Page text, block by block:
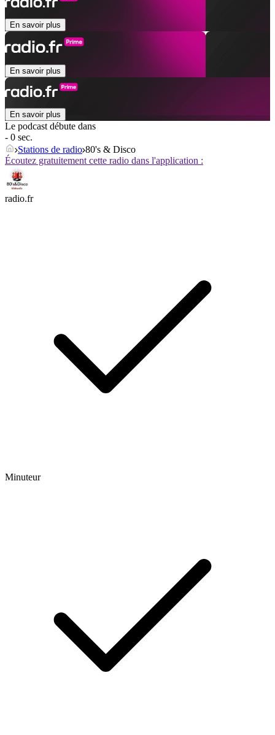
En savoir plus
En savoir plus
En savoir plus
Le podcast débute dans
- 0 sec.
Stations de radio 80's & Disco
Écoutez gratuitement cette radio dans l'application :
radio.fr
Minuteur